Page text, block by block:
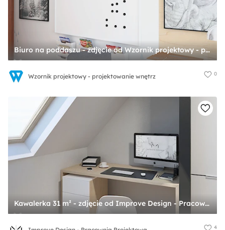
Biuro na poddaszu - zdjęcie od Wzornik projektowy - projektowanie wnętrz
Wzornik projektowy - projektowanie wnętrz 0
Kawalerka 31 m² - zdjęcie od Improve Design - Pracownia Projektowa
4